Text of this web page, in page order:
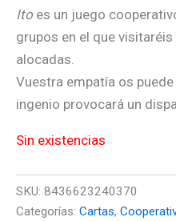
Itoes un juego
grupos en el que
alocadas.
Vuestra empatía os
ingenio provocará un
Sin existencias
SKU: 8436623240370
Categorías: Cartas,